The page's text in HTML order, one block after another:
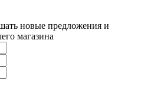
новые предложения и
магазина